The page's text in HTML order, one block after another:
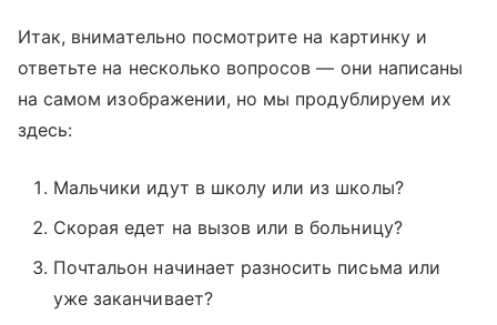
Итак, внимательно посмотрите на картинку и
ответьте на несколько вопросов — они написаны
на самом изображении, но мы продублируем их
здесь:
Мальчики идут в школу или из школы?
Скорая едет на вызов или в больницу?
Почтальон начинает разносить письма или
уже заканчивает?